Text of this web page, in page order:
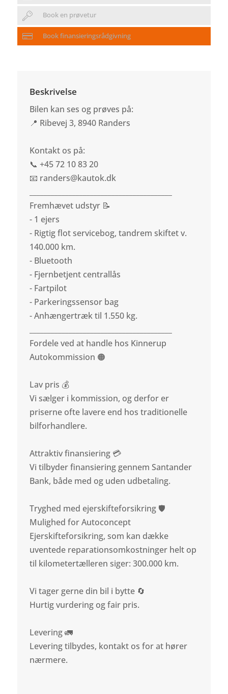
Book en prøvetur
Book finansieringsrådgivning
Beskrivelse
Bilen kan ses og prøves på:
📍 Ribevej 3, 8940 Randers
Kontakt os på:
📞 +45 72 10 83 20
📧 randers@kautok.dk
Fremhævet udstyr 📝
- 1 ejers
- Rigtig flot servicebog, tandrem skiftet v.
140.000 km.
- Bluetooth
- Fjernbetjent centrallås
- Fartpilot
- Parkeringssensor bag
- Anhængertræk til 1.550 kg.
Fordele ved at handle hos Kinnerup
Autokommission 🟠
Lav pris 💰
Vi sælger i kommission, og derfor er
priserne ofte lavere end hos traditionelle
bilforhandlere.
Attraktiv finansiering 💳
Vi tilbyder finansiering gennem Santander
Bank, både med og uden udbetaling.
Tryghed med ejerskifteforsikring 🛡️
Mulighed for Autoconcept
Ejerskifteforsikring, som kan dække
uventede reparationsomkostninger helt op
til kilometertælleren siger: 300.000 km.
Vi tager gerne din bil i bytte 🔄
Hurtig vurdering og fair pris.
Levering 🚛
Levering tilbydes, kontakt os for at hører
nærmere.